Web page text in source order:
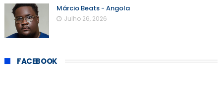
Márcio Beats - Angola
Julho 26, 2026
FACEBOOK